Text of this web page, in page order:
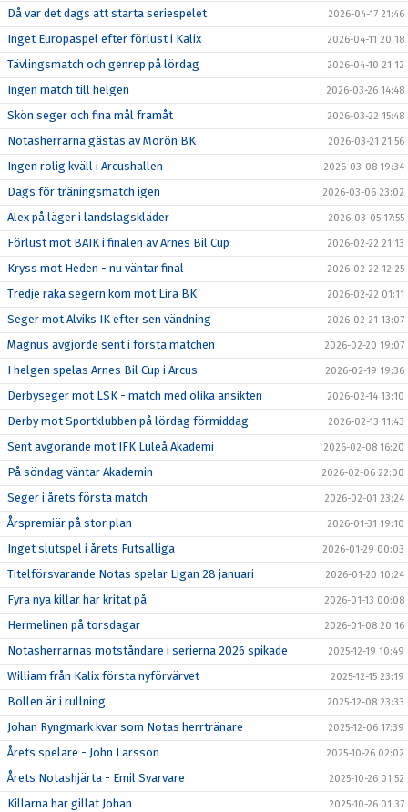
Då var det dags att starta seriespelet 2026-04-17 21:46
Inget Europaspel efter förlust i Kalix 2026-04-11 20:18
Tävlingsmatch och genrep på lördag 2026-04-10 21:12
Ingen match till helgen 2026-03-26 14:48
Skön seger och fina mål framåt 2026-03-22 15:48
Notasherrarna gästas av Morön BK 2026-03-21 21:56
Ingen rolig kväll i Arcushallen 2026-03-08 19:34
Dags för träningsmatch igen 2026-03-06 23:02
Alex på läger i landslagskläder 2026-03-05 17:55
Förlust mot BAIK i finalen av Arnes Bil Cup 2026-02-22 21:13
Kryss mot Heden - nu väntar final 2026-02-22 12:25
Tredje raka segern kom mot Lira BK 2026-02-22 01:11
Seger mot Alviks IK efter sen vändning 2026-02-21 13:07
Magnus avgjorde sent i första matchen 2026-02-20 19:07
I helgen spelas Arnes Bil Cup i Arcus 2026-02-19 19:36
Derbyseger mot LSK - match med olika ansikten 2026-02-14 13:10
Derby mot Sportklubben på lördag förmiddag 2026-02-13 11:43
Sent avgörande mot IFK Luleå Akademi 2026-02-08 16:20
På söndag väntar Akademin 2026-02-06 22:00
Seger i årets första match 2026-02-01 23:24
Årspremiär på stor plan 2026-01-31 19:10
Inget slutspel i årets Futsalliga 2026-01-29 00:03
Titelförsvarande Notas spelar Ligan 28 januari 2026-01-20 10:24
Fyra nya killar har kritat på 2026-01-13 00:08
Hermelinen på torsdagar 2026-01-08 20:16
Notasherrarnas motståndare i serierna 2026 spikade 2025-12-19 10:49
William från Kalix första nyförvärvet 2025-12-15 23:19
Bollen är i rullning 2025-12-08 23:33
Johan Ryngmark kvar som Notas herrtränare 2025-12-06 17:39
Årets spelare - John Larsson 2025-10-26 02:02
Årets Notashjärta - Emil Svarvare 2025-10-26 01:52
Killarna har gillat Johan 2025-10-26 01:37